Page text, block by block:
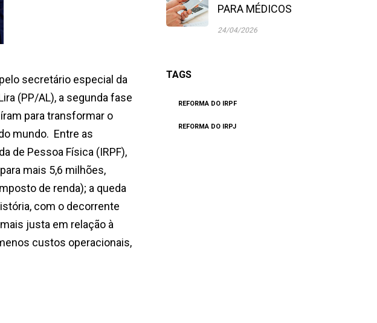
secretário especial da
(PP/AL), a segunda fase
para transformar o
mundo. Entre as
de Pessoa Física (IRPF),
mais 5,6 milhões,
de renda); a queda
com o decorrente
justa em relação à
custos operacionais,
PARA MÉDICOS
24/04/2026
TAGS
REFORMA DO IRPF
REFORMA DO IRPJ